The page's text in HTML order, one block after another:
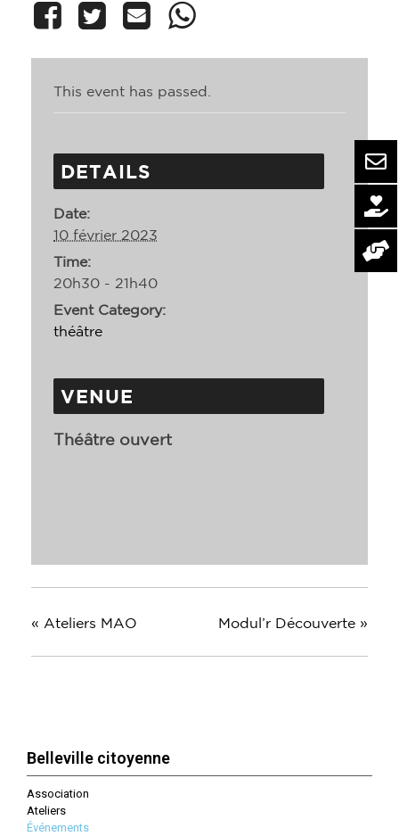
This event has passed.
DETAILS
Date:
10 février 2023
Time:
20h30 - 21h40
Event Category:
théâtre
VENUE
Théâtre ouvert
« Ateliers MAO Modul’r Découverte »
Belleville citoyenne
Association
Ateliers
Événements